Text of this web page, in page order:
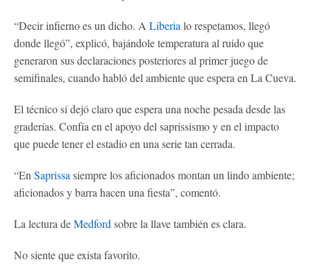
“Decir infierno es un dicho. A Liberia lo respetamos, llegó
donde llegó”, explicó, bajándole temperatura al ruido que
generaron sus declaraciones posteriores al primer juego de
semifinales, cuando habló del ambiente que espera en La Cueva.
El técnico sí dejó claro que espera una noche pesada desde las
graderías. Confía en el apoyo del saprissismo y en el impacto
que puede tener el estadio en una serie tan cerrada.
“En Saprissa siempre los aficionados montan un lindo ambiente;
aficionados y barra hacen una fiesta”, comentó.
La lectura deMedford sobre la llave también es clara.
No siente que exista favorito.